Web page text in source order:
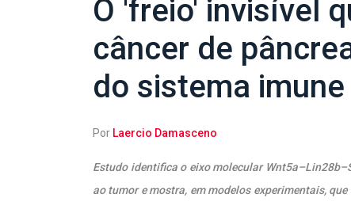
O 'freio' invisível
câncer de
do sistema imune
Por Laercio Damasceno
Estudo identifica o eixo molecular
ao tumor e mostra, em modelos experimentais,